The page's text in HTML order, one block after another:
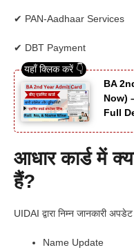
✔ PAN-Aadhaar Services
✔ DBT Payment
BA
Now)
Full
आधार कार्ड में
हैं?
UIDAI द्वारा निम्न जानकारी
Name Update